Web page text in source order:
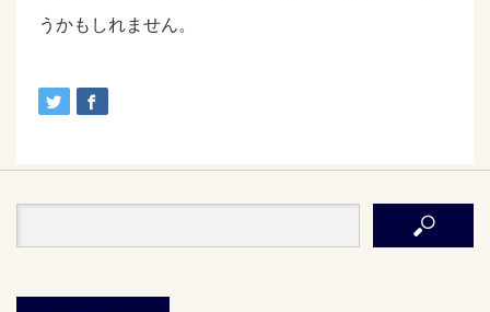
うかもしれません。